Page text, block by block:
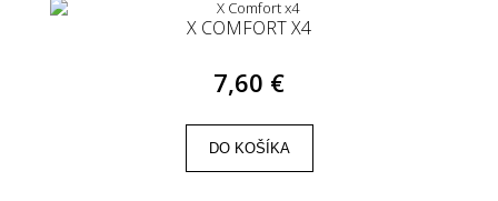
X COMFORT X4
7,60 €
DO KOŠÍKA